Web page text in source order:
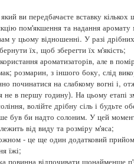
ви передбачаєте вставку
пом'якшення та надання
у цьому відношенні. У разі
їх, щоб зберегти їх м'якість;
ароматизаторів, але в
розмарин, з іншого боку, слід
починатися на слабкому вогні і,
не в першу годину). На цьому етапі
волійте дрібну сіль і будьте
був би надто солоним. У цей
від виду та розміру м'яса;
- це ще один додатковий
їжі;
повинна відпочивати щонайменше